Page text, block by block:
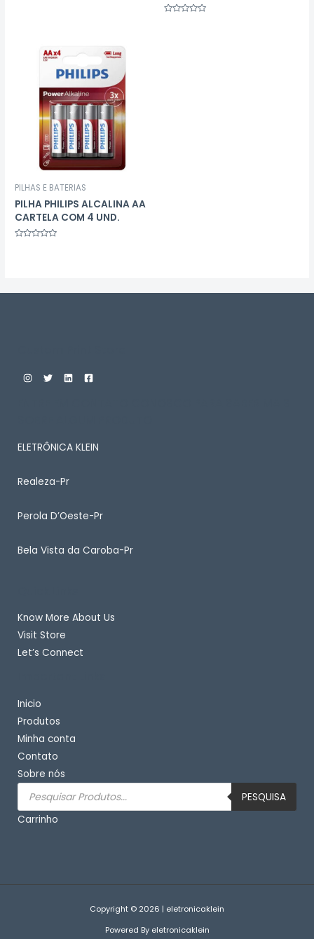
PILHAS E BATERIAS
PILHA PHILIPS ALCALINA AA
CARTELA COM 4 UND.
ELETRÔNICA KLEIN
Realeza-Pr
Perola D’Oeste-Pr
Bela Vista da Caroba-Pr
Know More About Us
Visit Store
Let’s Connect
Inicio
Produtos
Minha conta
Contato
Sobre nós
Pesquisar
produtos
PESQUISA
Carrinho
Copyright © 2026 | eletronicaklein
Powered By eletronicaklein